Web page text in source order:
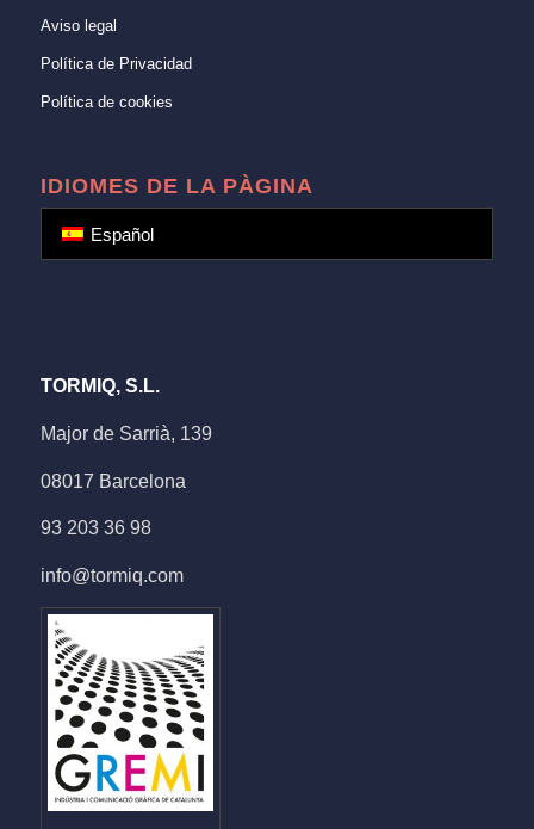
Aviso legal
Política de Privacidad
Política de cookies
IDIOMES DE LA PÀGINA
Español
TORMIQ, S.L.
Major de Sarrià, 139
08017 Barcelona
93 203 36 98
info@tormiq.com